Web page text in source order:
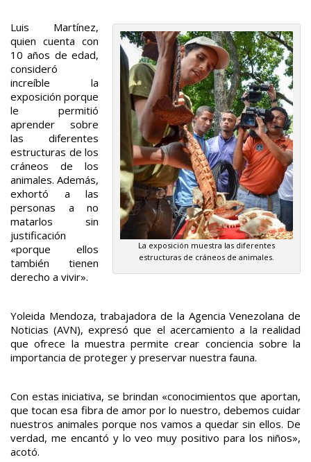
La exposición muestra las diferentes
estructuras de cráneos de animales.
Luis Martínez,
quien cuenta con
10 años de edad,
consideró
increíble la
exposición porque
le permitió
aprender sobre
las diferentes
estructuras de los
cráneos de los
animales. Además,
exhortó a las
personas a no
matarlos sin
justificación
«porque ellos
también tienen
derecho a vivir».
Yoleida Mendoza, trabajadora de la Agencia Venezolana de
Noticias (AVN), expresó que el acercamiento a la realidad
que ofrece la muestra permite crear conciencia sobre la
importancia de proteger y preservar nuestra fauna.
Con estas iniciativa, se brindan «conocimientos que aportan,
que tocan esa fibra de amor por lo nuestro, debemos cuidar
nuestros animales porque nos vamos a quedar sin ellos. De
verdad, me encantó y lo veo muy positivo para los niños»,
acotó.